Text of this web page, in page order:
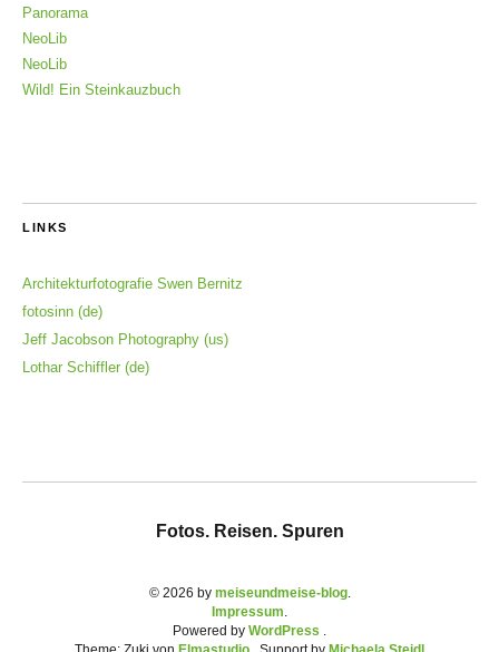
Panorama
NeoLib
NeoLib
Wild! Ein Steinkauzbuch
LINKS
Architekturfotografie Swen Bernitz
fotosinn (de)
Jeff Jacobson Photography (us)
Lothar Schiffler (de)
Fotos. Reisen. Spuren
© 2026 by meiseundmeise-blog
Impressum
Powered by WordPress